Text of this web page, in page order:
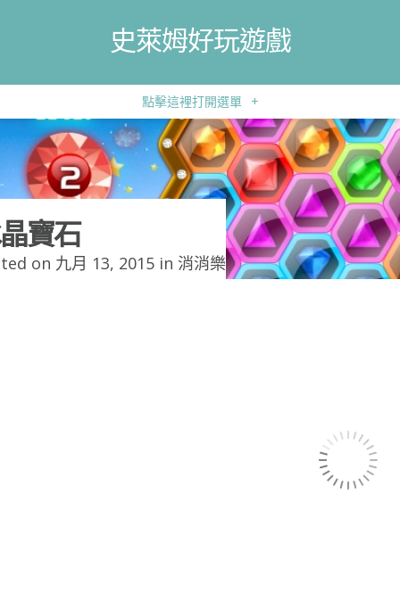
史萊姆好玩遊戲
點擊這裡打開選單 +
寶石
on 九月 13, 2015 in 消消樂